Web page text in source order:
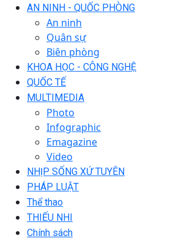
AN NINH - QUỐC PHÒNG
An ninh
Quân sự
Biên phòng
KHOA HỌC - CÔNG NGHỆ
QUỐC TẾ
MULTIMEDIA
Photo
Infographic
Emagazine
Video
NHỊP SỐNG XỨ TUYÊN
PHÁP LUẬT
Thể thao
THIẾU NHI
Chính sách